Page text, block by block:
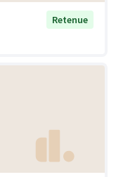
Retenue